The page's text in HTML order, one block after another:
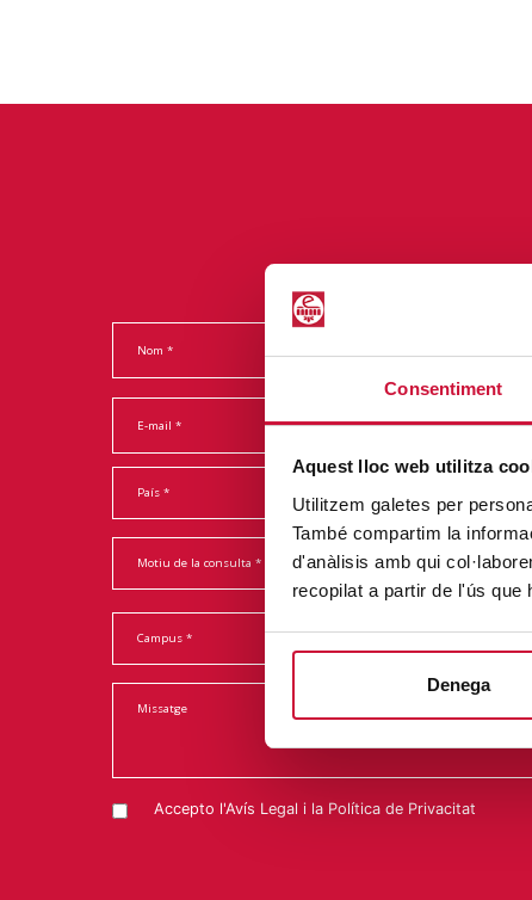
Consentiment
Aquest lloc web utilitza
Utilitzem galetes per
També compartim la
d'anàlisis amb qui
recopilat a partir de l'ús que
Denega
Accepto l'Avís Legal i la Política de Privacitat